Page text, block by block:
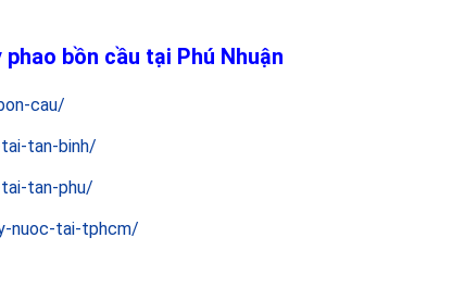
bồn cầu tại Phú Nhuận
cau/
tan-binh/
tan-phu/
nuoc-tai-tphcm/